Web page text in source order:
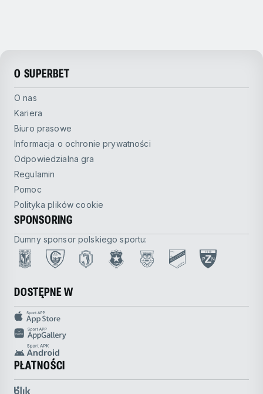
O SUPERBET
O nas
Kariera
Biuro prasowe
Informacja o ochronie prywatności
Odpowiedzialna gra
Regulamin
Pomoc
Polityka plików cookie
SPONSORING
Dumny sponsor polskiego sportu:
DOSTĘPNE W
PŁATNOŚCI